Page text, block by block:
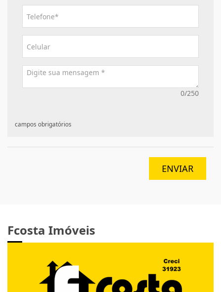
0/250
campos obrigatórios
ENVIAR
Fcosta Imóveis